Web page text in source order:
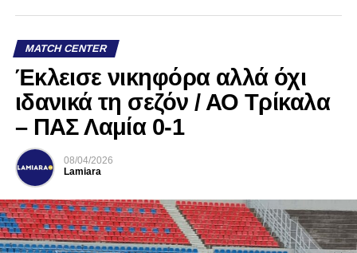
MATCH CENTER
Έκλεισε νικηφόρα αλλά όχι
ιδανικά τη σεζόν / ΑΟ Τρίκαλα
– ΠΑΣ Λαμία 0-1
08/04/2026
Lamiara